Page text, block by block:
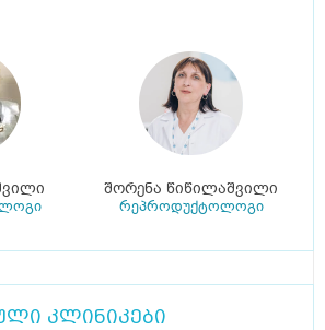
შორენა წიწილაშვილი
რეპროდუქტოლოგი
კლინიკები